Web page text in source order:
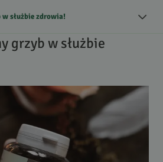
służbie zdrowia!
grzyb w służbie